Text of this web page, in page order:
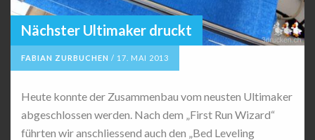
Nächster Ultimaker druckt
FABIAN ZURBUCHEN / 17. MAI 2013
Heute konnte der Zusammenbau vom neusten Ultimaker
abgeschlossen werden. Nach dem „First Run Wizard“
führten wir anschliessend auch den „Bed Leveling